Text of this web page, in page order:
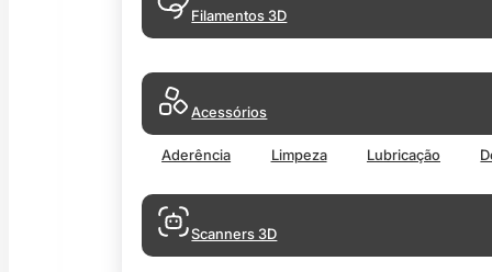
Filamentos 3D
Acessórios
Aderência Limpeza Lubricação
Scanners 3D